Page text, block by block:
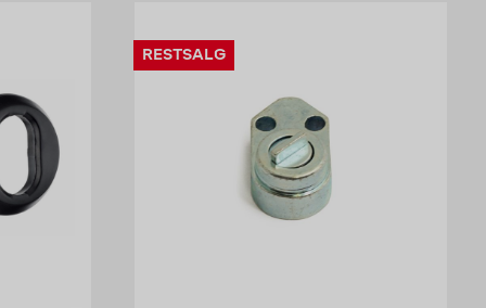
RESTSALG